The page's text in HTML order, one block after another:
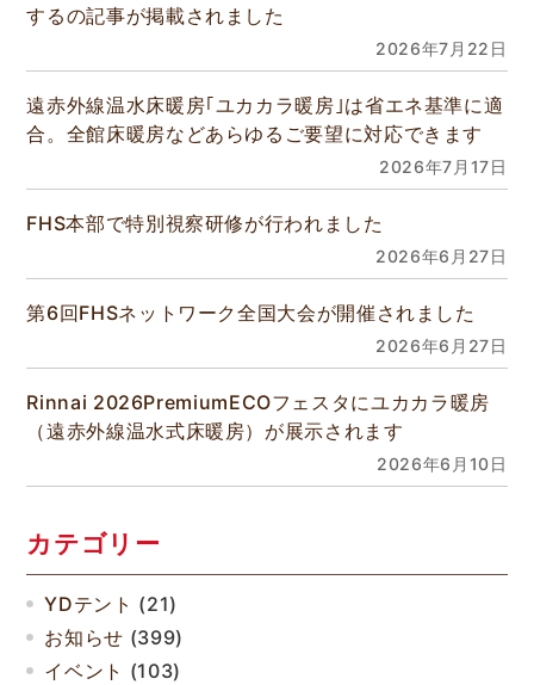
するの記事が掲載されました
2026年7月22日
遠赤外線温水床暖房｢ユカカラ暖房｣は省エネ基準に適
合。全館床暖房などあらゆるご要望に対応できます
2026年7月17日
FHS本部で特別視察研修が行われました
2026年6月27日
第6回FHSネットワーク全国大会が開催されました
2026年6月27日
Rinnai 2026PremiumECOフェスタにユカカラ暖房
（遠赤外線温水式床暖房）が展示されます
2026年6月10日
カテゴリー
YDテント (21)
お知らせ (399)
イベント (103)